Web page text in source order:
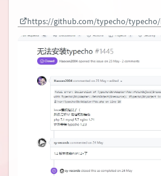
https://github.com/typecho/typecho/